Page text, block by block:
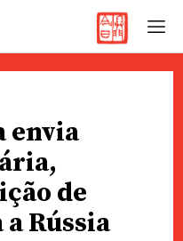
envia
de
Rússia